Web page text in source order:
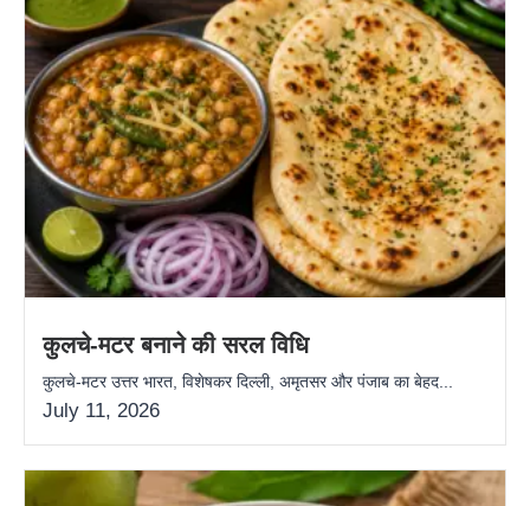
कुलचे-मटर बनाने की सरल विधि
कुलचे-मटर उत्तर भारत, विशेषकर दिल्ली, अमृतसर और पंजाब का बेहद...
July 11, 2026